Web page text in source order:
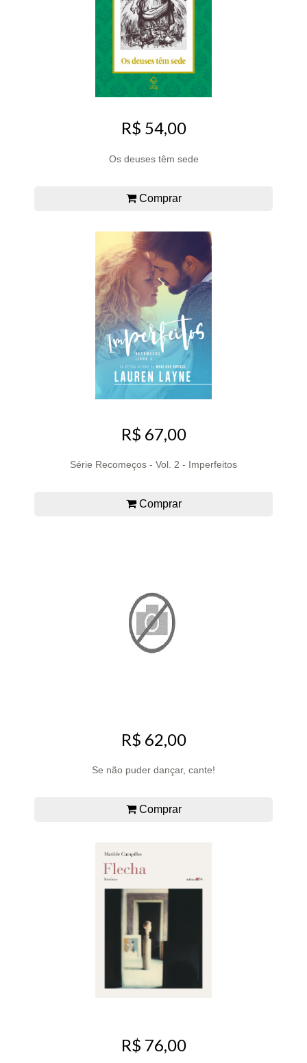
R$ 54,00
Os deuses têm sede
Comprar
R$ 67,00
Série Recomeços - Vol. 2 - Imperfeitos
Comprar
R$ 62,00
Se não puder dançar, cante!
Comprar
R$ 76,00